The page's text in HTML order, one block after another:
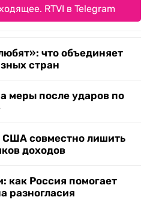
RTVI в Telegram
что объединяет
стран
меры после ударов по
США совместно лишить
доходов
как Россия помогает
разногласия